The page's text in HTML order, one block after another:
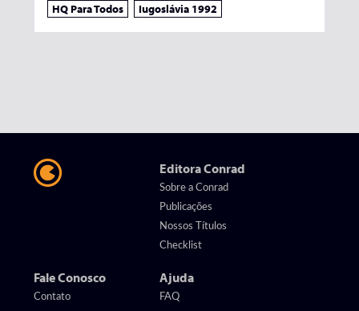
HQ Para Todos Iugoslávia 1992
Editora Conrad
Sobre a Conrad
Publicações
Nossos Títulos
Checklist
Fale Conosco
Contato
Ajuda
FAQ